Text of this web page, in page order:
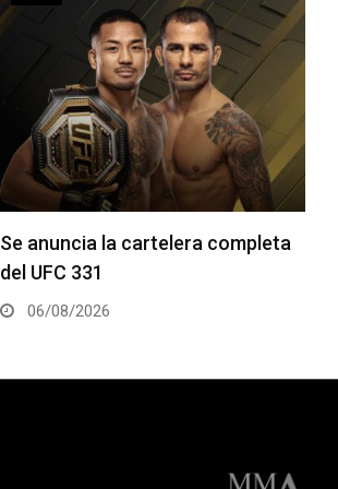
La hija de Frank Mir competirá en
el Dana White’s Contender Series
05/08/2026